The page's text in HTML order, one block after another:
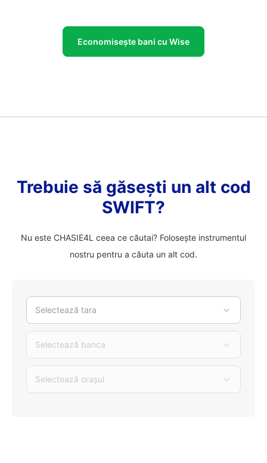
Economisește bani cu Wise
Trebuie să găsești un alt cod
SWIFT?
Nu este CHASIE4L ceea ce căutai? Folosește instrumentul
nostru pentru a căuta un alt cod.
Selectează tara
Selectează banca
Selectează orașul